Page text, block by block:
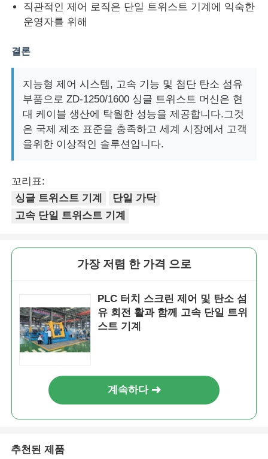
기계에서 떨어져 있는 견인
케이블 롤링 기계
스트리핑 압출기
직관적인 제어 로직은 단일 트위스트 기계에 익숙한
운영자를 위해
결론
지능형 제어 시스템, 고속 기능 및 첨단 탄소 섬유
부품으로 ZD-1250/1600 싱글 트위스트 머신은 현
대 케이블 생산에 탁월한 성능을 제공합니다.그것
은 국제 제조 표준을 충족하고 세계 시장에서 고객
을위한 이상적인 솔루션입니다.
꼬리표:
싱글 트위스트 기계
단일 가닥
고속 단일 트위스트 기계
가장 저렴 한 가격 으로
PLC 터치 스크린 제어 및 탄소 섬
유 회전 활과 함께 고속 단일 트위
스트 기계
계속하다
추천된 제품